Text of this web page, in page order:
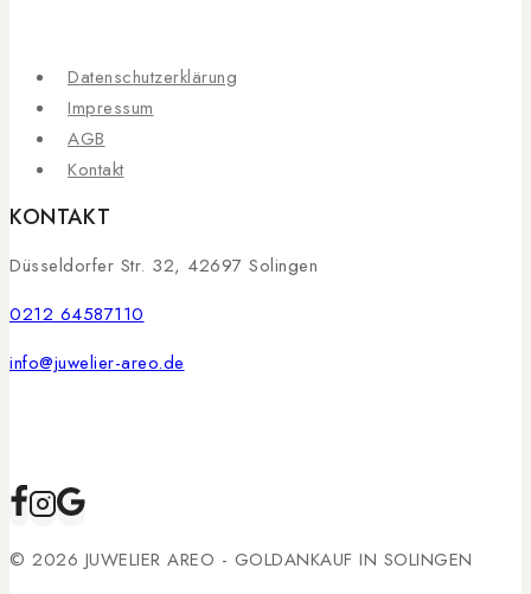
Datenschutzerklärung
Impressum
AGB
Kontakt
KONTAKT
Düsseldorfer Str. 32, 42697 Solingen
0212 64587110
info@juwelier-areo.de
© 2026 JUWELIER AREO - GOLDANKAUF IN SOLINGEN